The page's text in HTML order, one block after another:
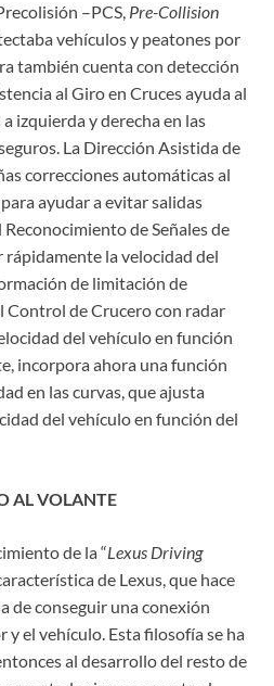
–PCS, Pre-Collision
vehículos y peatones por
también cuenta con detección
al Giro en Cruces ayuda al
izquierda y derecha en las
La Dirección Asistida de
correcciones automáticas al
ayudar a evitar salidas
de Señales de
la velocidad del
de limitación de
Control de Crucero con radar
del vehículo en función
incorpora ahora una función
en las curvas, que ajusta
del vehículo en función del
AL VOLANTE
de la “Lexus Driving
de Lexus, que hace
de conseguir una conexión
el vehículo. Esta filosofía se ha
al desarrollo del resto de